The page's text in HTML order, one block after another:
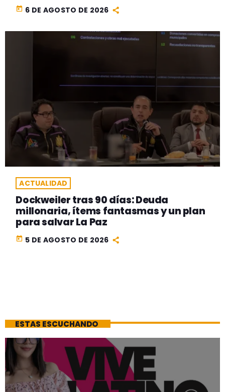
today 6 DE AGOSTO DE 2026
ACTUALIDAD
Dockweiler tras 90 días: Deuda
millonaria, ítems fantasmas y un plan
para salvar La Paz
today 5 DE AGOSTO DE 2026
ESTAS ESCUCHANDO